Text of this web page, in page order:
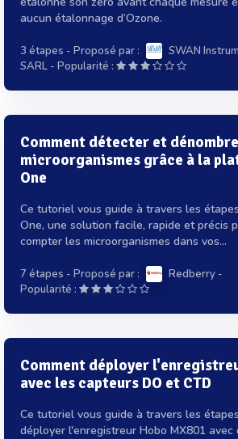
aucun étalonnage d’Ozone.
3 étapes - Proposé par :
SWAN
SARL - Popularité :
Comment détecter et
microorganismes grâce à la
One
Ce tutoriel vous guide à travers les
One, une solution facile, rapide et précis
compter les microorganismes dans vos...
7 étapes - Proposé par : Redberry -
Popularité :
Comment déployer
avec les capteurs DO et CTD
Ce tutoriel vous guide à travers les
déployer l'enregistreur Hobo MX801